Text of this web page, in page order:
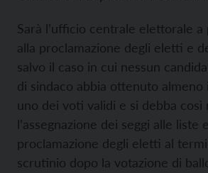
Sarà l’ufficio centrale elettorale a
alla proclamazione degli eletti e
salvo il caso in cui nessun
di sindaco abbia ottenuto almeno
uno dei voti validi e si debba così
l’assegnazione dei seggi alle liste
proclamazione degli eletti al
scrutinio dopo la votazione di